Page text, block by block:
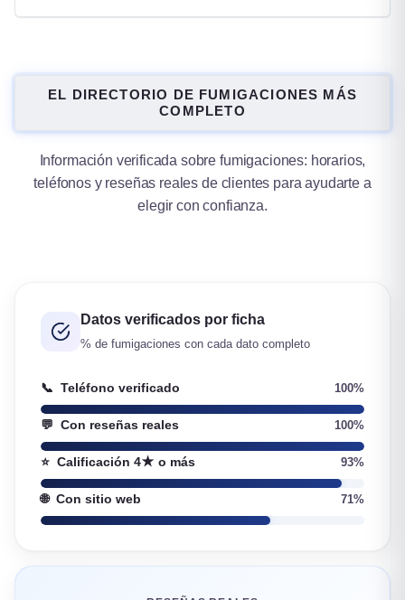
EL DIRECTORIO DE FUMIGACIONES MÁS
COMPLETO
Información verificada sobre fumigaciones: horarios,
teléfonos y reseñas reales de clientes para ayudarte a
elegir con confianza.
Datos verificados por ficha
% de fumigaciones con cada dato completo
📞 Teléfono verificado 100%
💬 Con reseñas reales 100%
⭐ Calificación 4★ o más 93%
🌐 Con sitio web 71%